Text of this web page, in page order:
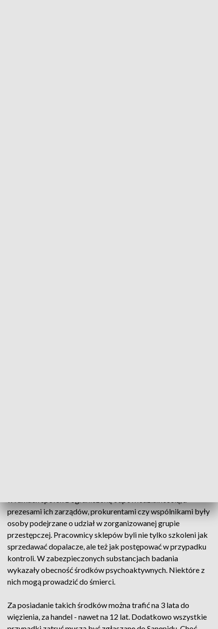
prezesami ich zarządów, prokurentami czy wspólnikami były
osoby podejrzane o udział w zorganizowanej grupie
przestępczej. Pracownicy sklepów byli nie tylko szkoleni jak
sprzedawać dopalacze, ale też jak postępować w przypadku
kontroli. W zabezpieczonych substancjach badania
wykazały obecność środków psychoaktywnych. Niektóre z
nich mogą prowadzić do śmierci.
Za posiadanie takich środków można trafić na 3 lata do
więzienia, za handel - nawet na 12 lat. Dodatkowo wszystkie